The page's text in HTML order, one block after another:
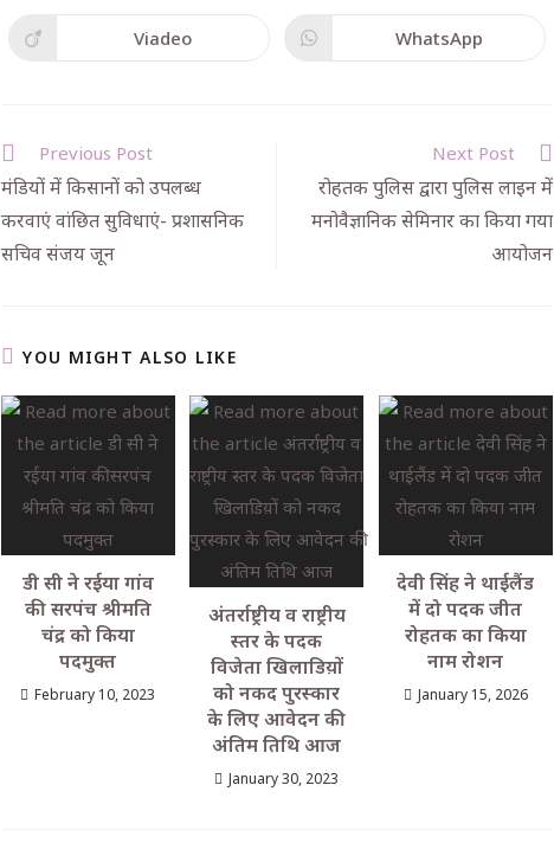
Viadeo WhatsApp
Previous Post
मंडियों में किसानों को उपलब्ध
करवाएं वांछित सुविधाएं- प्रशासनिक
सचिव संजय जून
Next Post
रोहतक पुलिस द्वारा पुलिस लाइन में
मनोवैज्ञानिक सेमिनार का किया गया
आयोजन
YOU MIGHT ALSO LIKE
डी सी ने रईया गांव
की सरपंच श्रीमति
चंद्र को किया
पदमुक्त
February 10, 2023
अंतर्राष्ट्रीय व राष्ट्रीय
स्तर के पदक
विजेता खिलाडिय़ों
को नकद पुरस्कार
के लिए आवेदन की
अंतिम तिथि आज
January 30, 2023
देवी सिंह ने थाईलैंड
में दो पदक जीत
रोहतक का किया
नाम रोशन
January 15, 2026